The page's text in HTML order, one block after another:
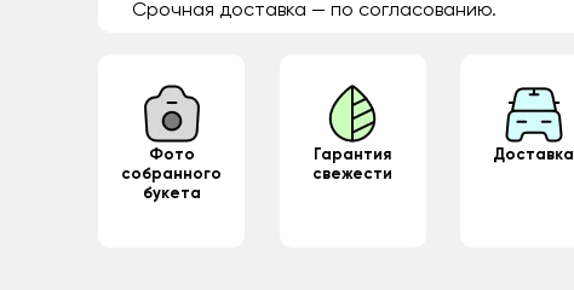
Срочная доставка — по согласованию.
Фото
собранного
букета
Гарантия
свежести
Доставка